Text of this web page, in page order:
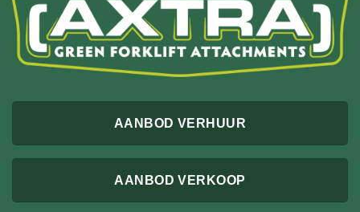
AANBOD VERHUUR
AANBOD VERKOOP